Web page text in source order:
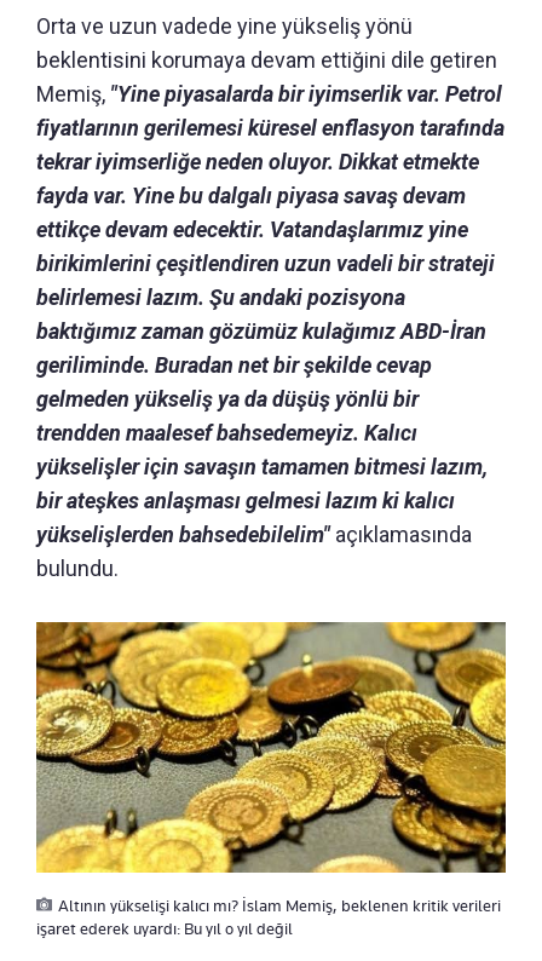
Orta ve uzun vadede yine yükseliş yönü
beklentisini korumaya devam ettiğini dile getiren
Memiş, "Yine piyasalarda bir iyimserlik var. Petrol
fiyatlarının gerilemesi küresel enflasyon tarafında
tekrar iyimserliğe neden oluyor. Dikkat etmekte
fayda var. Yine bu dalgalı piyasa savaş devam
ettikçe devam edecektir. Vatandaşlarımız yine
birikimlerini çeşitlendiren uzun vadeli bir strateji
belirlemesi lazım. Şu andaki pozisyona
baktığımız zaman gözümüz kulağımız ABD-İran
geriliminde. Buradan net bir şekilde cevap
gelmeden yükseliş ya da düşüş yönlü bir
trendden maalesef bahsedemeyiz. Kalıcı
yükselişler için savaşın tamamen bitmesi lazım,
bir ateşkes anlaşması gelmesi lazım ki kalıcı
yükselişlerden bahsedebilelim"açıklamasında
bulundu.
Altının yükselişi kalıcı mı? İslam Memiş, beklenen kritik verileri
işaret ederek uyardı: Bu yıl o yıl değil